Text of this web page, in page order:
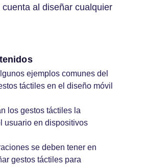
al diseñar cualquier
ejemplos comunes del
táctiles en el diseño móvil
los gestos táctiles la
usuario en dispositivos
se deben tener en
gestos táctiles para